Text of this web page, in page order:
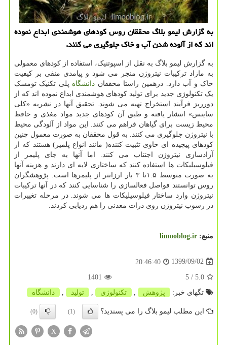
به گزارش لیمو بلاگ محققان روس كودهای هوشمندی ابداع نموده
اند كه از آلوده شدن آب و خاك جلوگیری می كنند.
به گزارش لیمو بلاگ به نقل از اسپوتنیک، استفاده از کودهای معمولی
به مازاد ترکیبات نیتروژن منجر می شود و پیامدی منفی بر کیفیت
خاک و آب دارد. درهمین راستا محققان دانشگاه پلی تکنیک تومسک
یک تکنولوژی جدید برای تولید کودهای هوشمندی ابداع نموده اند که از
دورریز فرآیند استخراج تهیه می شوند. تحقیق آنها در نشریه «کلی
ساینس» انتشار یافته و طبق آن کودهای جدید مواد مغذی و حافظ
محیط زیست برای گیاهان فراهم می کنند. این مواد از آلودگی محیط
با نیتروژن جلوگیری می کنند. به قول محققان به صورت معمول چنین
کودهای پیچیده ای حاوی تثبیت کننده( مانند انواع پلمیر) هستند که از
آزادسازی نیتروژن اجتناب می کنند. اما آنها به جای پلیمر از
فیلوسیلیکات ها استفاده کنند که ساختاری لایه ای دارند و هزینه آنها
به صورت متوسط ۱.۵تا ۳ بار ارزانتر از پلیمرها است. پژوهشگران
روس توانستند فواصل فعالسازی را شناسایی کنند که در آنها ترکیبات
نیتروژن وارد ساختار فیلوسیلیکات ها می شوند. در مرحله تغییرات
در رسوب نیتروژن روی ذرات معدنی را هم ردیابی کردند.
منبع: limooblog.ir
1399/09/02
20:46:40
5.0
/ 5
1401
تگهای خبر:
پژوهش تكنولوژی تولید دانشگاه
این مطلب لیمو بلاگ را می پسندید؟ (1)
(0)
X